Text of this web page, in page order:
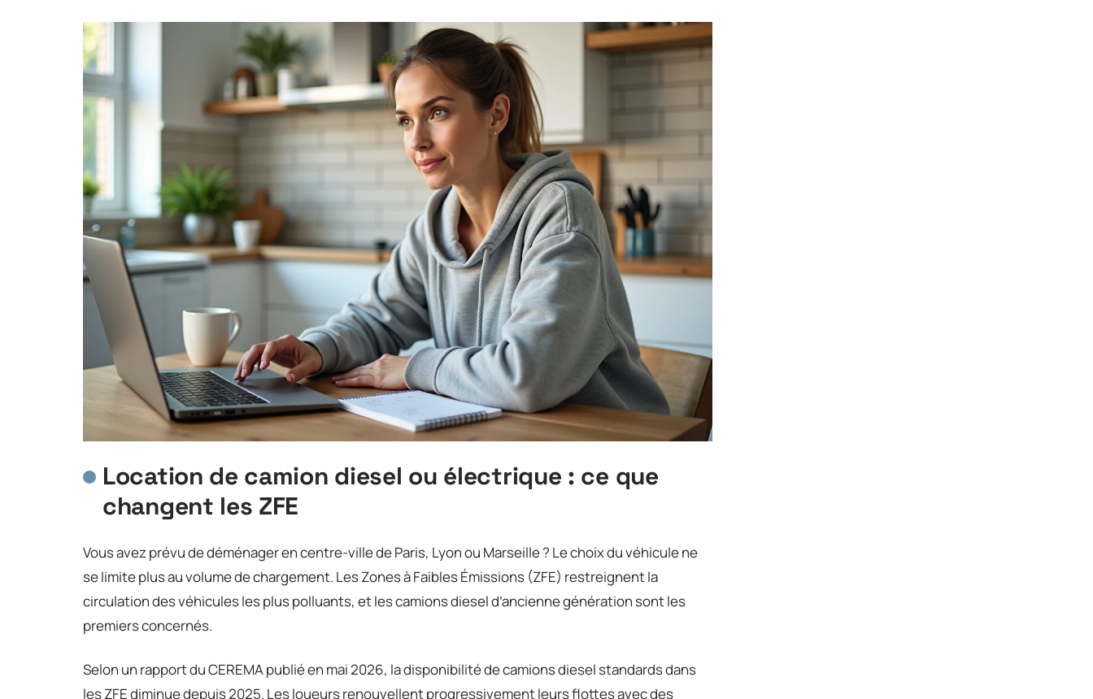
Location de camion diesel ou électrique : ce que
changent les ZFE
Vous avez prévu de déménager en centre-ville de Paris, Lyon ou Marseille ? Le choix du véhicule ne
se limite plus au volume de chargement. Les Zones à Faibles Émissions (ZFE) restreignent la
circulation des véhicules les plus polluants, et les camions diesel d’ancienne génération sont les
premiers concernés.
Selon un rapport du CEREMA publié en mai 2026, la disponibilité de camions diesel standards dans
les ZFE diminue depuis 2025. Les loueurs renouvellent progressivement leurs flottes avec des